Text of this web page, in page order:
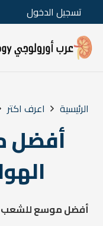
تسجيل الدخول
الرئيسية اعرف اكتر
أفضل
أفضل موسع للشعب